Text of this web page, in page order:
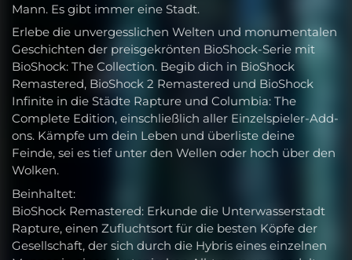
Mann. Es gibt immer eine Stadt.
Erlebe die unvergesslichen Welten und monumentalen
Geschichten der preisgekrönten BioShock-Serie mit
BioShock: The Collection. Begib dich in BioShock
Remastered, BioShock 2 Remastered und BioShock
Infinite in die Städte Rapture und Columbia: The
Complete Edition, einschließlich aller Einzelspieler-Add-
ons. Kämpfe um dein Leben und überliste deine
Feinde, sei es tief unter den Wellen oder hoch über den
Wolken.
Beinhaltet:
BioShock Remastered: Erkunde die Unterwasserstadt
Rapture, einen Zufluchtsort für die besten Köpfe der
Gesellschaft, der sich durch die Hybris eines einzelnen